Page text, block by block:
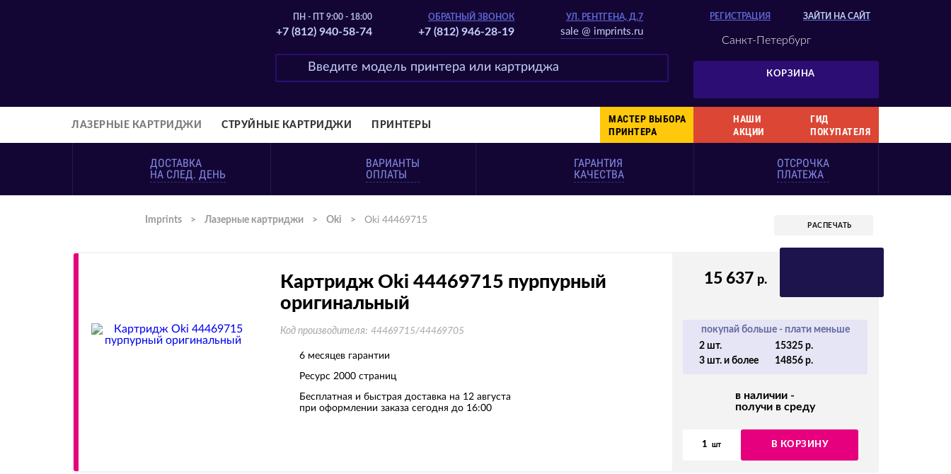
КОРЗИНА
РЕГИСТРАЦИЯ ЗАЙТИ НА САЙТ
Санкт-Петербург
ПН - ПТ 9:00 - 18:00
+7 (812) 940-58-74
ОБРАТНЫЙ ЗВОНОК
+7 (812) 946-28-19
УЛ. РЕНТГЕНА, Д.7
sale @ imprints.ru
НАШИ
АКЦИИ
ГИД
ПОКУПАТЕЛЯ
МАСТЕР ВЫБОРА
ПРИНТЕРА
ЛАЗЕРНЫЕ КАРТРИДЖИ СТРУЙНЫЕ КАРТРИДЖИ ПРИНТЕРЫ
ДОСТАВКА
НА СЛЕД. ДЕНЬ
ВАРИАНТЫ
ОПЛАТЫ
ГАРАНТИЯ
КАЧЕСТВА
ОТСРОЧКА
ПЛАТЕЖА
Imprints > Лазерные картриджи > Oki > Oki 44469715
РАСПЕЧАТЬ
15 637 р.
покупай больше - плати меньше
2 шт.
15325 р.
3 шт. и более
14856 р.
в наличии -
получи в среду
1 шт В КОРЗИНУ
Картридж Oki 44469715 пурпурный
оригинальный
Код производителя: 44469715/44469705
6 месяцев гарантии
Ресурс 2000 страниц
Бесплатная и быстрая доставка на 12 августа
при оформлении заказа сегодня до 16:00